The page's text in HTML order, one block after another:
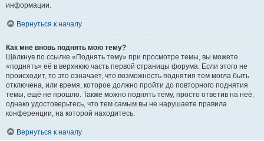
информации.
Вернуться к началу
Как мне вновь поднять мою тему?
Щёлкнув по ссылке «Поднять тему» при просмотре темы, вы можете
«поднять» её в верхнюю часть первой страницы форума. Если этого не
происходит, то это означает, что возможность поднятия тем могла быть
отключена, или время, которое должно пройти до повторного поднятия
темы, ещё не прошло. Также можно поднять тему, просто ответив на неё,
однако удостоверьтесь, что тем самым вы не нарушаете правила
конференции, на которой находитесь.
Вернуться к началу